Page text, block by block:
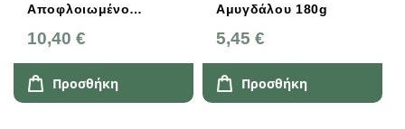
Αποφλοιωμένο
10,40 €
Προσθήκη
Αμυγδάλου 180g
5,45 €
Προσθήκη